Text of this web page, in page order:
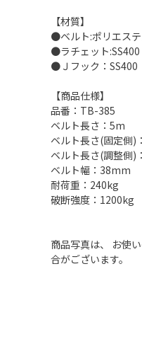
【材質】
●ベルト:ポリエス
●ラチェット:SS400
●Ｊフック：SS400
【商品仕様】
品番：TB-385
ベルト長さ：5m
ベルト長さ(固定側)
ベルト長さ(調整側)
ベルト幅：38mm
耐荷重：240kg
破断強度：1200kg
商品写真は、 お使
合がございます。